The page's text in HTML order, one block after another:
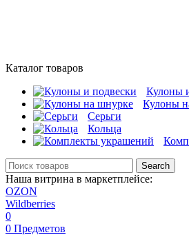
Каталог товаров
Кулоны
Кулоны
Серьги
Кольца
Search
Наша витрина в маркетплейсе:
OZON
Wildberries
0
0 Предметов